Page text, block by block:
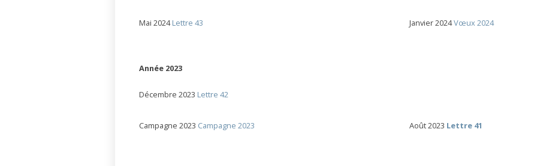
Mai 2024Lettre 43 Janvier 2024Vœux 2024
Année 2023
Décembre 2023 Lettre 42
Campagne 2023 Campagne 2023 Août 2023 Lettre 41